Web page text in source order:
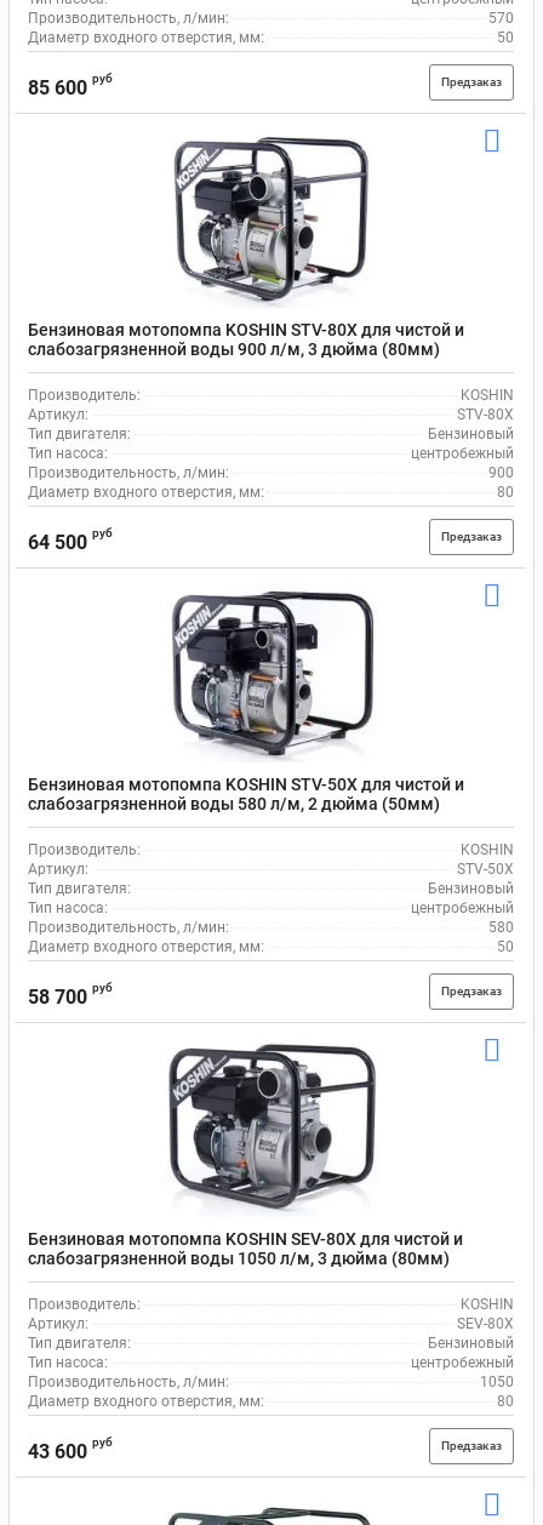
Производительность, л/мин:
570
Диаметр входного отверстия, мм:
50
85 600 руб Предзаказ
Бензиновая мотопомпа KOSHIN STV-80X для чистой и
слабозагрязненной воды 900 л/м, 3 дюйма (80мм)
Производитель:
KOSHIN
Артикул:
STV-80X
Тип двигателя:
Бензиновый
Тип насоса:
центробежный
Производительность, л/мин:
900
Диаметр входного отверстия, мм:
80
64 500 руб Предзаказ
Бензиновая мотопомпа KOSHIN STV-50X для чистой и
слабозагрязненной воды 580 л/м, 2 дюйма (50мм)
Производитель:
KOSHIN
Артикул:
STV-50X
Тип двигателя:
Бензиновый
Тип насоса:
центробежный
Производительность, л/мин:
580
Диаметр входного отверстия, мм:
50
58 700 руб Предзаказ
Бензиновая мотопомпа KOSHIN SEV-80X для чистой и
слабозагрязненной воды 1050 л/м, 3 дюйма (80мм)
Производитель:
KOSHIN
Артикул:
SEV-80X
Тип двигателя:
Бензиновый
Тип насоса:
центробежный
Производительность, л/мин:
1050
Диаметр входного отверстия, мм:
80
43 600 руб Предзаказ